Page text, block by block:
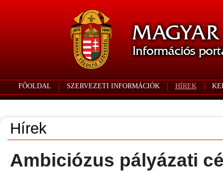
FŐOLDAL SZERVEZETI INFORMÁCIÓK HÍREK
Hírek
Ambiciózus pályázati